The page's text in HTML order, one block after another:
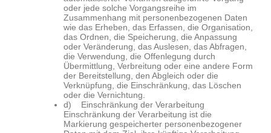
oder jede solche Vorgangsreihe im
Zusammenhang mit personenbezogenen Daten
wie das Erheben, das Erfassen, die Organisation,
das Ordnen, die Speicherung, die Anpassung
oder Veränderung, das Auslesen, das Abfragen,
die Verwendung, die Offenlegung durch
Übermittlung, Verbreitung oder eine andere Form
der Bereitstellung, den Abgleich oder die
Verknüpfung, die Einschränkung, das Löschen
oder die Vernichtung.
d) Einschränkung der Verarbeitung
Einschränkung der Verarbeitung ist die
Markierung gespeicherter personenbezogener